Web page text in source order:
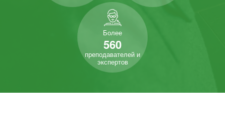
Более
560
преподавателей и
экспертов